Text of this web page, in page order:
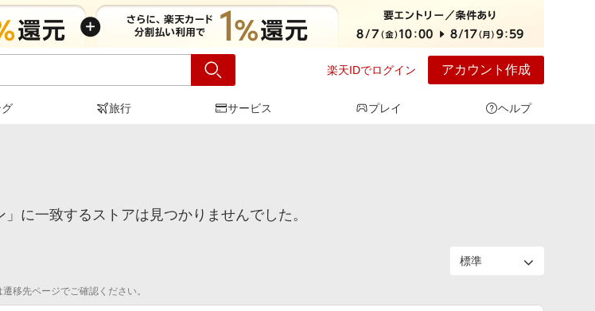
楽天IDでログイン アカウント作成
旅行 サービス プレイ ヘルプ
に一致するストアは見つかりませんでした。
移先ページでご確認ください。